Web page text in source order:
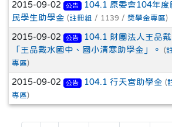
2015-09-02 公告
104.1 原委會104年度
民學生助學金 (註冊組 / 1139 / 獎學金專區)
2015-09-02 公告
104.1 財團法人王品
「王品戴水國中、國小清寒助學金」。
(
專區)
2015-09-02 公告 104.1 行天宮助學金 (
專區)